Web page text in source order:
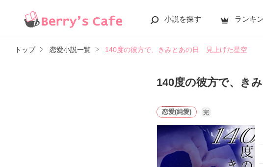
小説を探す ランキ
トップ 恋愛小説一覧 140度の彼方で、きみとあの日 見上げた星空
140度の彼方で、き
恋愛(純愛) 完